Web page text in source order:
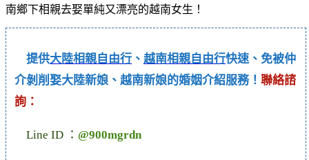
南鄉下相親去娶單純又漂亮的越南女生！
提供大陸相親自由行 、 越南相親自由行快速、免被仲
介剝削娶大陸新娘、越南新娘的婚姻介紹服務！ 聯絡諮
詢：
Line ID ： @900mgrdn